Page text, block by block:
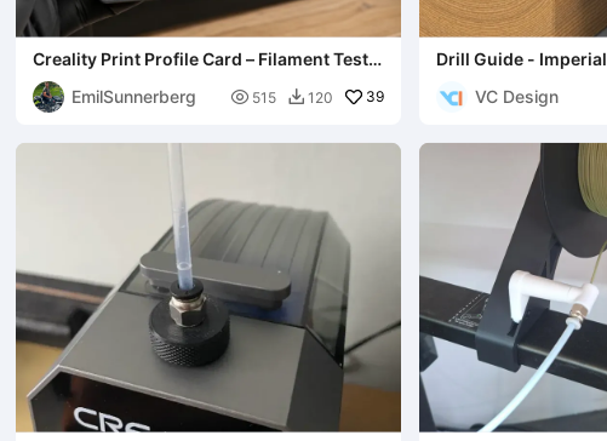
Creality Print Profile Card – Filament Test &
Calibration
EmilSunnerberg
 515  120 39
Drill Guide - Imperial
VC Design